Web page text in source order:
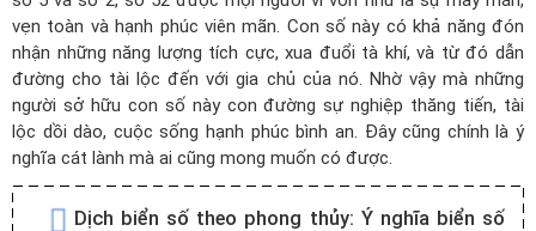
vẹn toàn và hạnh phúc viên mãn. Con số này có khả năng đón
nhận những năng lượng tích cực, xua đuổi tà khí, và từ đó dẫn
đường cho tài lộc đến với gia chủ của nó. Nhờ vậy mà những
người sở hữu con số này con đường sự nghiệp thăng tiến, tài
lộc dồi dào, cuộc sống hạnh phúc bình an. Đây cũng chính là ý
nghĩa cát lành mà ai cũng mong muốn có được.
Dịch biển số theo phong thủy: Ý nghĩa biển số